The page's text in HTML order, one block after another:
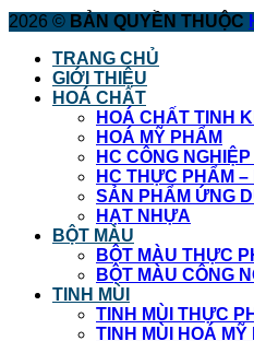
2026 © BẢN QUYỀN THUỘC
TRANG CHỦ
GIỚI THIỆU
HOÁ CHẤT
HOÁ CHẤT TINH
HOÁ MỸ PHẨM
HC CÔNG
HC THỰC PHẨM
SẢN PHẨM ỨNG
HẠT NHỰA
BỘT MÀU
BỘT MÀU THỰC
BỘT MÀU CÔNG
TINH MÙI
TINH MÙI THỰC
TINH MÙI HOÁ MỸ